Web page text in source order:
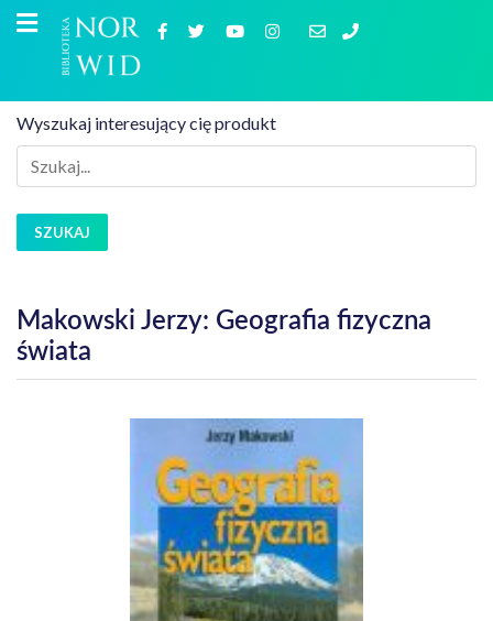
Wyszukaj interesujący cię produkt
SZUKAJ
Makowski Jerzy: Geografia fizyczna
świata